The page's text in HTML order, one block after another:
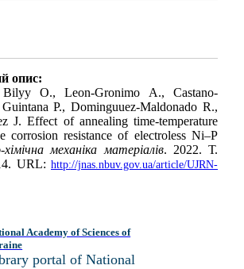
опис:
O., Leon-Gronimo A., Castano-
P., Dominguuez-Maldonado R.,
J. Effect of annealing time-temperature
corrosion resistance of electroless Ni–P
хімічна механіка матеріалів. 2022. Т.
URL: http://jnas.nbuv.gov.ua/article/UJRN-
Academy of Sciences of
portal of National